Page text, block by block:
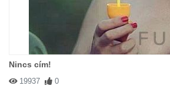
Nincs cím!
19937 0